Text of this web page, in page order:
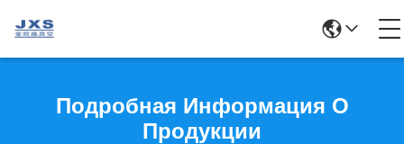
Подробная Информация О
Продукции